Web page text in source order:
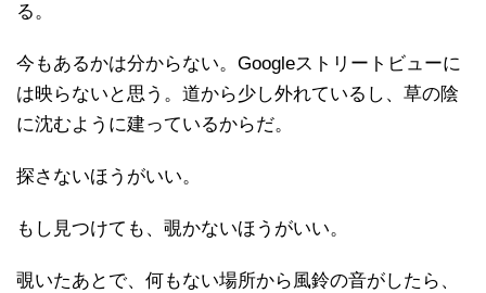
る。
今もあるかは分からない。Googleストリートビューに
は映らないと思う。道から少し外れているし、草の陰
に沈むように建っているからだ。
探さないほうがいい。
もし見つけても、覗かないほうがいい。
覗いたあとで、何もない場所から風鈴の音がしたら、